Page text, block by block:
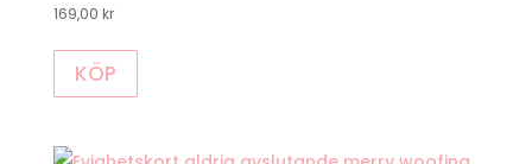
169,00 kr
KÖP